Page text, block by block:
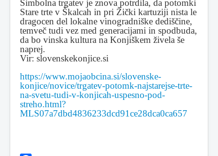
Simbolna trgatev je znova potrdila, da potomki
Stare trte v Škalcah in pri Žički kartuziji nista le
dragocen del lokalne vinogradniške dediščine,
temveč tudi vez med generacijami in spodbuda,
da bo vinska kultura na Konjiškem živela še
naprej.
Vir: slovenskekonjice.si
https://www.mojaobcina.si/slovenske-
konjice/novice/trgatev-potomk-najstarejse-trte-
na-svetu-tudi-v-konjicah-uspesno-pod-
streho.html?
MLS07a7dbd4836233dcd91ce28dca0ca657